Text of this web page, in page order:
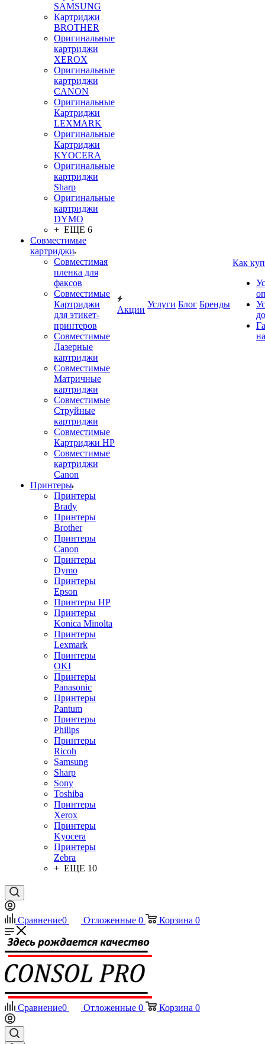
SAMSUNG
Картриджи
BROTHER
Оригинальные
картриджи
XEROX
Оригинальные
картриджи
CANON
Оригинальные
Картриджи
LEXMARK
Оригинальные
Картриджи
KYOCERA
Оригинальные
картриджи
Sharp
Оригинальные
картриджи
DYMO
+ ЕЩЕ 6
Совместимые
картриджи
Совместимая
пленка для
факсов
Совместимые
Картриджи
для этикет-
принтеров
Совместимые
Лазерные
картриджи
Совместимые
Матричные
картриджи
Совместимые
Струйные
картриджи
Совместимые
Картриджи HP
Совместимые
картриджи
Canon
Принтеры
Принтеры
Brady
Принтеры
Brother
Принтеры
Canon
Принтеры
Dymo
Принтеры
Epson
Принтеры HP
Принтеры
Konica Minolta
Принтеры
Lexmark
Принтеры
OKI
Принтеры
Panasonic
Принтеры
Pantum
Принтеры
Philips
Принтеры
Ricoh
Samsung
Sharp
Sony
Toshiba
Принтеры
Xerox
Принтеры
Kyocera
Принтеры
Zebra
+ ЕЩЕ 10
Акции
Услуги Блог Бренды
Как
Сравнение0 Отложенные 0 Корзина 0
Сравнение0 Отложенные 0 Корзина 0